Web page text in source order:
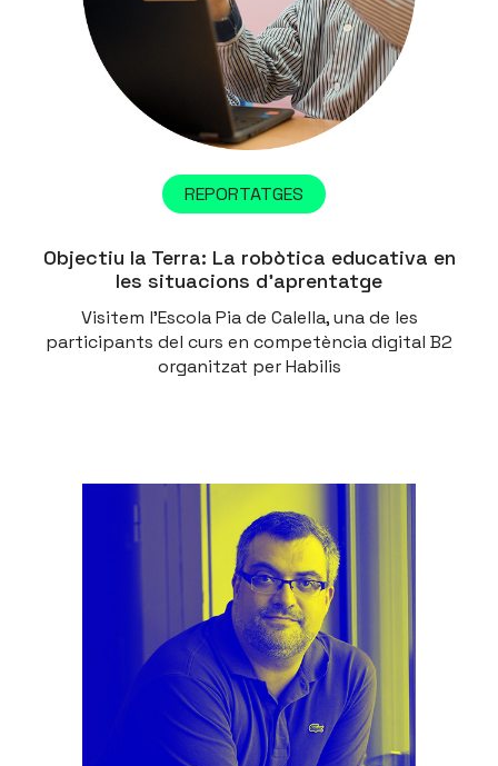
REPORTATGES
Objectiu la Terra: La robòtica educativa en
les situacions d’aprentatge
Visitem l'Escola Pia de Calella, una de les
participants del curs en competència digital B2
organitzat per Habilis